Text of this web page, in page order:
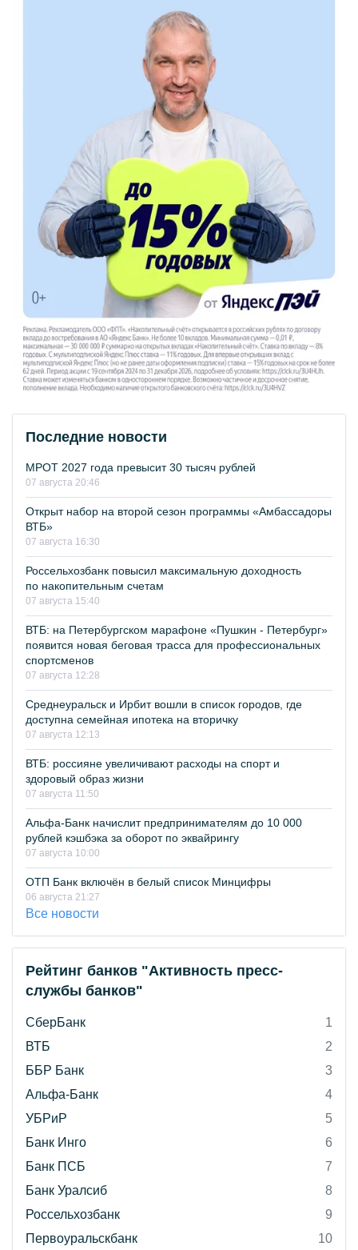
Последние новости
МРОТ 2027 года превысит 30 тысяч рублей
07 августа 20:46
Открыт набор на второй сезон программы «Амбассадоры
ВТБ»
07 августа 16:30
Россельхозбанк повысил максимальную доходность
по накопительным счетам
07 августа 15:40
ВТБ: на Петербургском марафоне «Пушкин - Петербург»
появится новая беговая трасса для профессиональных
спортсменов
07 августа 12:28
Среднеуральск и Ирбит вошли в список городов, где
доступна семейная ипотека на вторичку
07 августа 12:13
ВТБ: россияне увеличивают расходы на спорт и
здоровый образ жизни
07 августа 11:50
Альфа-Банк начислит предпринимателям до 10 000
рублей кэшбэка за оборот по эквайрингу
07 августа 10:00
ОТП Банк включён в белый список Минцифры
06 августа 21:27
Все новости
Рейтинг банков "Активность пресс-
службы банков"
СберБанк
1
ВТБ
2
ББР Банк
3
Альфа-Банк
4
УБРиР
5
Банк Инго
6
Банк ПСБ
7
Банк Уралсиб
8
Россельхозбанк
9
Первоуральскбанк
10